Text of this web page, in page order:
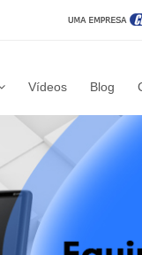
Vídeos Blog